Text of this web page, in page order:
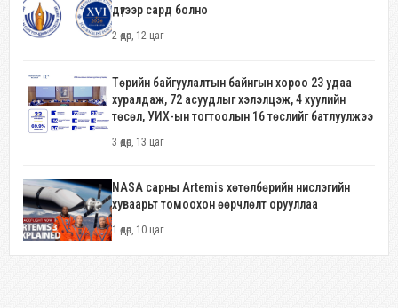
дүгээр сард болно
2 өдөр, 12 цаг
Төрийн байгуулалтын байнгын хороо 23 удаа
хуралдаж, 72 асуудлыг хэлэлцэж, 4 хуулийн
төсөл, УИХ-ын тогтоолын 16 төслийг батлуулжээ
3 өдөр, 13 цаг
NASA сарны Artemis хөтөлбөрийн нислэгийн
хуваарьт томоохон өөрчлөлт орууллаа
1 өдөр, 10 цаг